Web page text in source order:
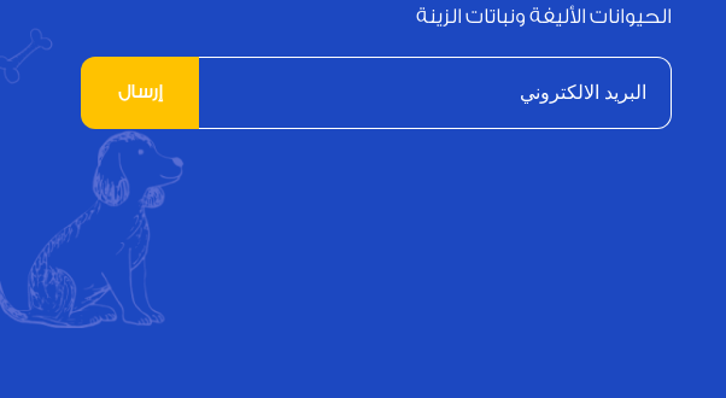
الحيوانات الأليفة ونباتات الزينة
إرسال